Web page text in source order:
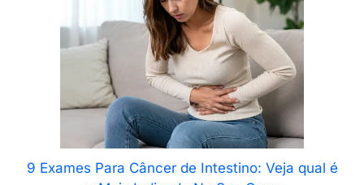
9 Exames Para Câncer de Intestino: Veja qual é